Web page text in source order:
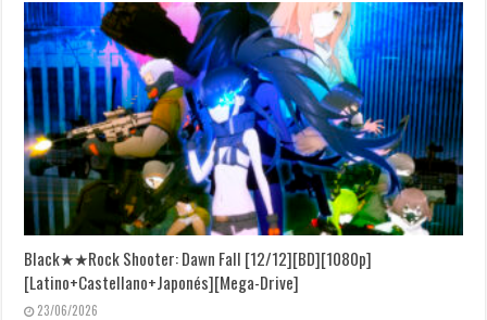
Black★★Rock Shooter: Dawn Fall [12/12][BD][1080p]
[Latino+Castellano+Japonés][Mega-Drive]
23/06/2026